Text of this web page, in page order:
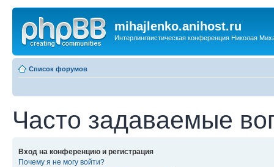
mihajlenko.anihost.ru
Интерлингвистическая конференция Николая
Список форумов
Часто задаваемые
Вход на конференцию и регистрация
Почему я не могу войти?